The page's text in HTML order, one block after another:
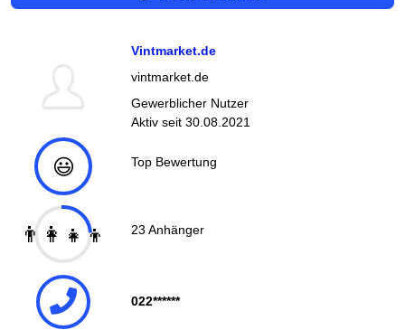
Vintmarket.de
vintmarket.de
Gewerblicher Nutzer
Aktiv seit 30.08.2021
😃 Top Bewertung
👨‍👩‍👧‍👦 23 Anhänger
022******